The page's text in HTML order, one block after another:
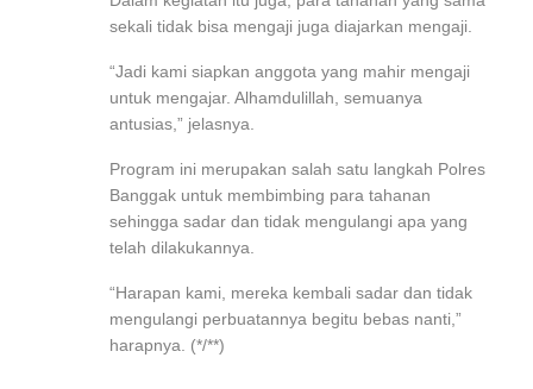
sekali tidak bisa mengaji juga diajarkan mengaji.
“Jadi kami siapkan anggota yang mahir mengaji
untuk mengajar. Alhamdulillah, semuanya
antusias,” jelasnya.
Program ini merupakan salah satu langkah Polres
Banggak untuk membimbing para tahanan
sehingga sadar dan tidak mengulangi apa yang
telah dilakukannya.
“Harapan kami, mereka kembali sadar dan tidak
mengulangi perbuatannya begitu bebas nanti,”
harapnya. (*/**)